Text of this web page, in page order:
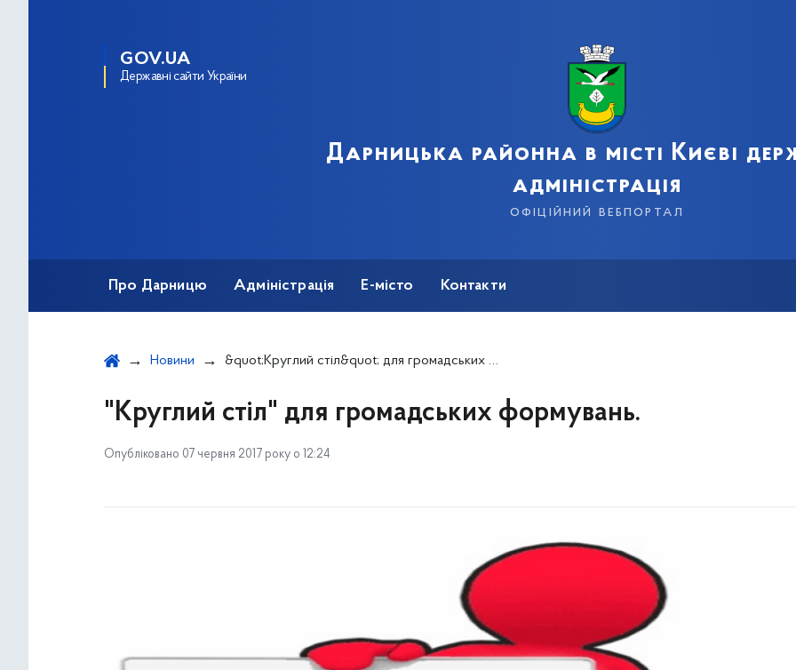
GOV.UA
Державні сайти України
Дарницька районна в місті Києві
адміністрація
офіційний вебпортал
Про Дарницю Адміністрація Е-місто Контакти
Новини &quot;Круглий стіл&quot; для громадських формувань.
"Круглий стіл" для громадських формувань.
Опубліковано 07 червня 2017 року о 12:24